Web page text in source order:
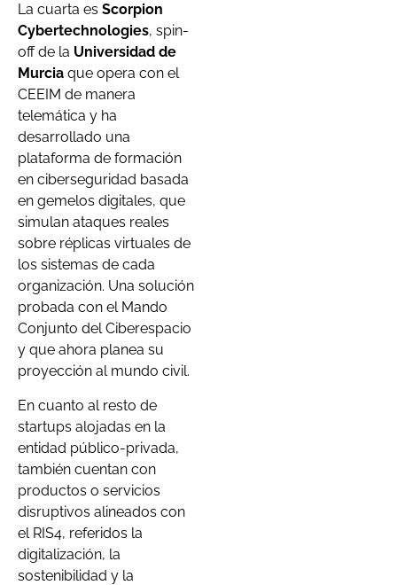
La cuarta es Scorpion
Cybertechnologies, spin-
off de la Universidad de
Murcia que opera con el
CEEIM de manera
telemática y ha
desarrollado una
plataforma de formación
en ciberseguridad basada
en gemelos digitales, que
simulan ataques reales
sobre réplicas virtuales de
los sistemas de cada
organización. Una solución
probada con el Mando
Conjunto del Ciberespacio
y que ahora planea su
proyección al mundo civil.
En cuanto al resto de
startups alojadas en la
entidad público-privada,
también cuentan con
productos o servicios
disruptivos alineados con
el RIS4, referidos la
digitalización, la
sostenibilidad y la